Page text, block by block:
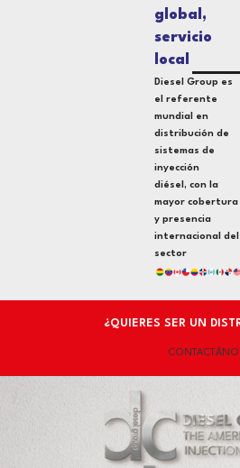
global,
servicio
local
Diesel Group es
el referente
mundial en
distribución de
sistemas de
inyección
diésel, con la
mayor cobertura
y presencia
internacional del
sector
¿QUIERES SER UN